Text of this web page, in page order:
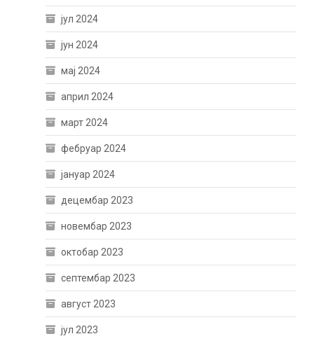
јул 2024
јун 2024
мај 2024
април 2024
март 2024
фебруар 2024
јануар 2024
децембар 2023
новембар 2023
октобар 2023
септембар 2023
август 2023
јул 2023